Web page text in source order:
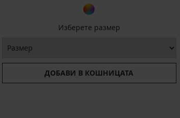
Изберете размер
ДОБАВИ В КОШНИЦАТА